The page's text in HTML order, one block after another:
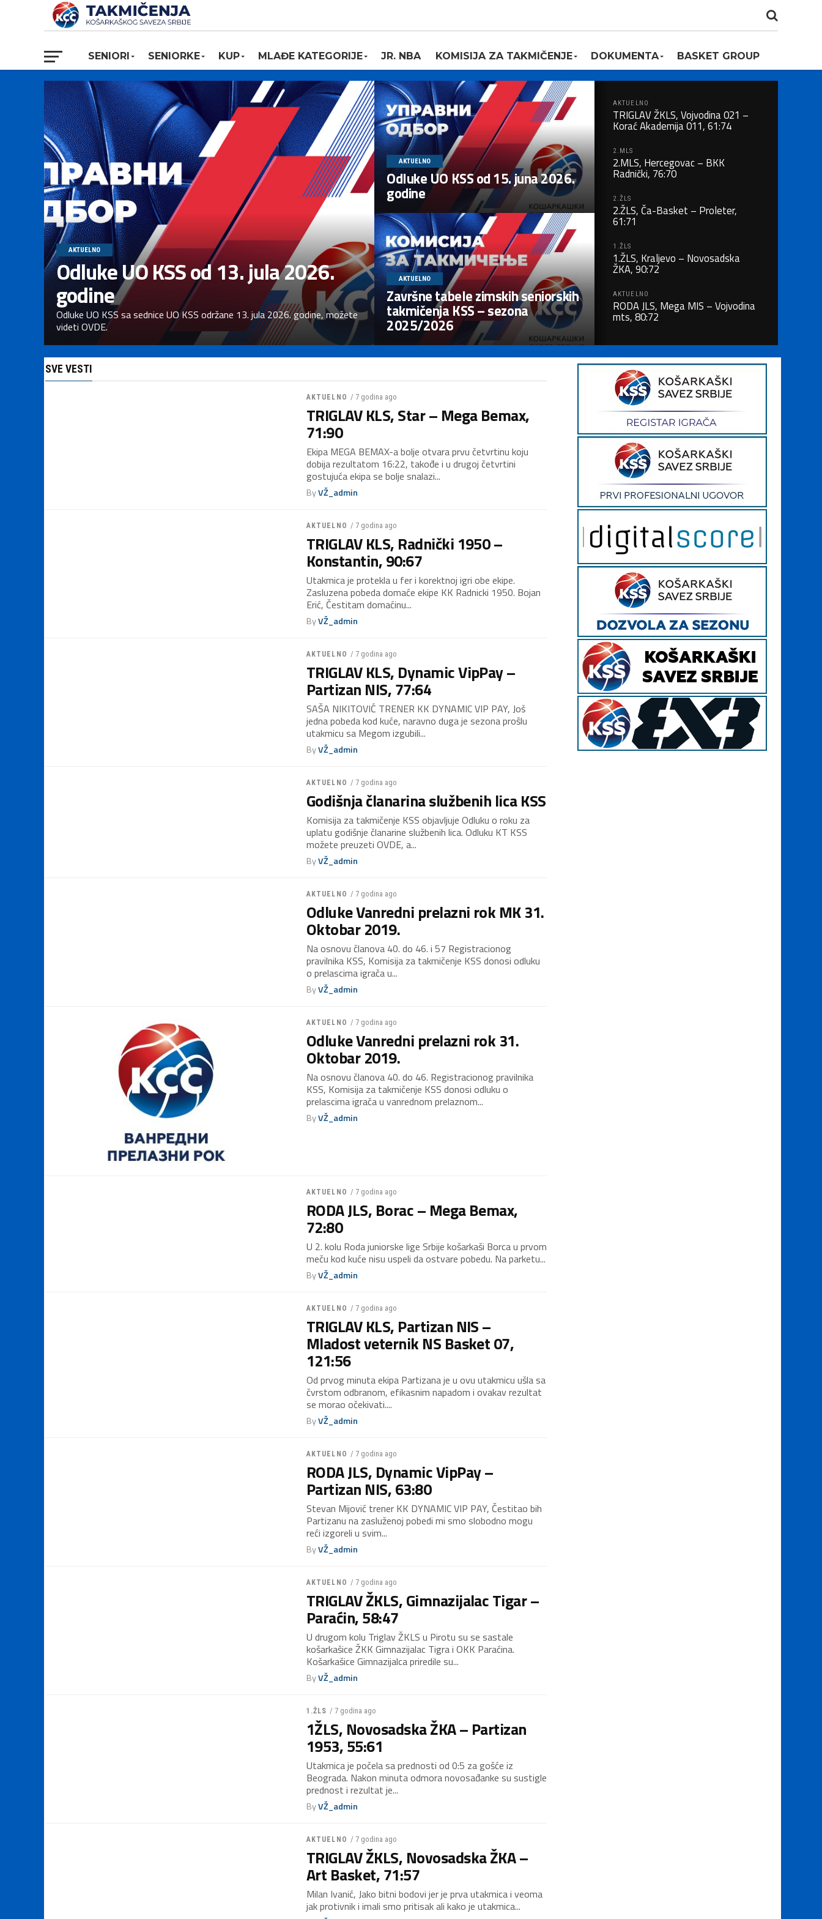
SENIORI SENIORKE KUP MLAĐE KATEGORIJE JR. NBA KOMISIJA ZA TAKMIČENJE DOKUMENTA BASKET GROUP
AKTUELNO
Odluke UO KSS od 13. jula 2026.
godine
Odluke UO KSS sa sednice UO KSS održane 13. jula 2026. godine, možete
videti OVDE.
AKTUELNO
Odluke UO KSS od 15. juna 2026.
godine
AKTUELNO
Završne tabele zimskih seniorskih
takmičenja KSS – sezona
2025/2026
AKTUELNO
TRIGLAV ŽKLS, Vojvodina 021 –
Korać Akademija 011, 61:74
2.MLS
2.MLS, Hercegovac – BKK
Radnički, 76:70
2.ŽLS
2.ŽLS, Ča-Basket – Proleter,
61:71
1.ŽLS
1.ŽLS, Kraljevo – Novosadska
ŽKA, 90:72
AKTUELNO
RODA JLS, Mega MIS – Vojvodina
mts, 80:72
SVE VESTI
AKTUELNO / 7 godina ago
TRIGLAV KLS, Star – Mega Bemax,
71:90
Ekipa MEGA BEMAX-a bolje otvara prvu četvrtinu koju
dobija rezultatom 16:22, takođe i u drugoj četvrtini
gostujuća ekipa se bolje snalazi...
ByVŽ_admin
AKTUELNO / 7 godina ago
TRIGLAV KLS, Radnički 1950 –
Konstantin, 90:67
Utakmica je protekla u fer i korektnoj igri obe ekipe.
Zasluzena pobeda domaće ekipe KK Radnicki 1950. Bojan
Erić, Čestitam domaćinu...
ByVŽ_admin
AKTUELNO / 7 godina ago
TRIGLAV KLS, Dynamic VipPay –
Partizan NIS, 77:64
SAŠA NIKITOVIĆ TRENER KK DYNAMIC VIP PAY, Još
jedna pobeda kod kuće, naravno duga je sezona prošlu
utakmicu sa Megom izgubili...
ByVŽ_admin
AKTUELNO / 7 godina ago
Godišnja članarina službenih lica KSS
Komisija za takmičenje KSS objavljuje Odluku o roku za
uplatu godišnje članarine službenih lica. Odluku KT KSS
možete preuzeti OVDE, a...
ByVŽ_admin
AKTUELNO / 7 godina ago
Odluke Vanredni prelazni rok MK 31.
Oktobar 2019.
Na osnovu članova 40. do 46. i 57 Registracionog
pravilnika KSS, Komisija za takmičenje KSS donosi odluku
o prelascima igrača u...
ByVŽ_admin
AKTUELNO / 7 godina ago
Odluke Vanredni prelazni rok 31.
Oktobar 2019.
Na osnovu članova 40. do 46. Registracionog pravilnika
KSS, Komisija za takmičenje KSS donosi odluku o
prelascima igrača u vanrednom prelaznom...
ByVŽ_admin
AKTUELNO / 7 godina ago
RODA JLS, Borac – Mega Bemax,
72:80
U 2. kolu Roda juniorske lige Srbije košarkaši Borca u prvom
meču kod kuće nisu uspeli da ostvare pobedu. Na parketu...
ByVŽ_admin
AKTUELNO / 7 godina ago
TRIGLAV KLS, Partizan NIS –
Mladost veternik NS Basket 07,
121:56
Od prvog minuta ekipa Partizana je u ovu utakmicu ušla sa
čvrstom odbranom, efikasnim napadom i ovakav rezultat
se morao očekivati....
ByVŽ_admin
AKTUELNO / 7 godina ago
RODA JLS, Dynamic VipPay –
Partizan NIS, 63:80
Stevan Mijović trener KK DYNAMIC VIP PAY, Čestitao bih
Partizanu na zasluženoj pobedi mi smo slobodno mogu
reći izgoreli u svim...
ByVŽ_admin
AKTUELNO / 7 godina ago
TRIGLAV ŽKLS, Gimnazijalac Tigar –
Paraćin, 58:47
U drugom kolu Triglav ŽKLS u Pirotu su se sastale
košarkašice ŽKK Gimnazijalac Tigra i OKK Paraćina.
Košarkašice Gimnazijalca priredile su...
ByVŽ_admin
1.ŽLS / 7 godina ago
1ŽLS, Novosadska ŽKA – Partizan
1953, 55:61
Utakmica je počela sa prednosti od 0:5 za gošće iz
Beograda. Nakon minuta odmora novosađanke su sustigle
prednost i rezultat je...
ByVŽ_admin
AKTUELNO / 7 godina ago
TRIGLAV ŽKLS, Novosadska ŽKA –
Art Basket, 71:57
Milan Ivanić, Jako bitni bodovi jer je prva utakmica i veoma
jak protivnik i imali smo pritisak ali kako je utakmica...